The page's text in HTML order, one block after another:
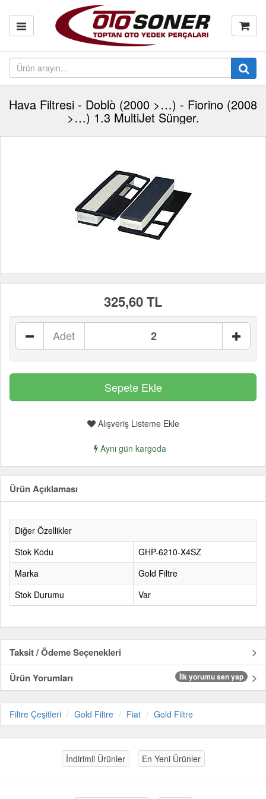
Hava Filtresi - Doblò (2000 >…) - Fiorino (2008
>…) 1.3 MultiJet Sünger.
325,60 TL
Adet
Alışveriş Listeme Ekle
Aynı gün kargoda
Ürün Açıklaması
Diğer Özellikler
Stok Kodu
GHP-6210-X4SZ
Marka
Gold Filtre
Stok Durumu
Var
Taksit / Ödeme Seçenekleri
Ürün Yorumları
İlk yorumu sen yap
Filtre Çeşitleri Gold Filtre Fiat Gold Filtre
İndirimli Ürünler En Yeni Ürünler